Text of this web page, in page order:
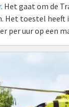
. Het gaat om de
Het toestel heeft
per uur op een